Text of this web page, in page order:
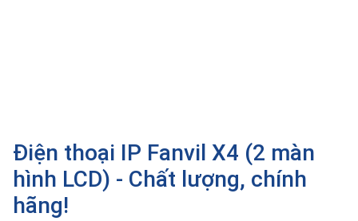
Điện thoại IP Fanvil X4 (2 màn
hình LCD) - Chất lượng, chính
hãng!
pháp
Dịch
vụ
Hỗ